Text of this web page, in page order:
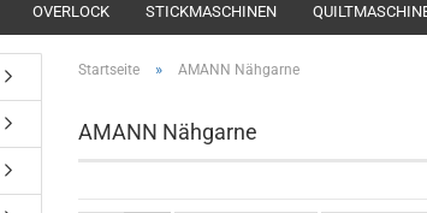
OVERLOCK STICKMASCHINEN
Startseite » AMANN Nähgarne
AMANN Nähgarne